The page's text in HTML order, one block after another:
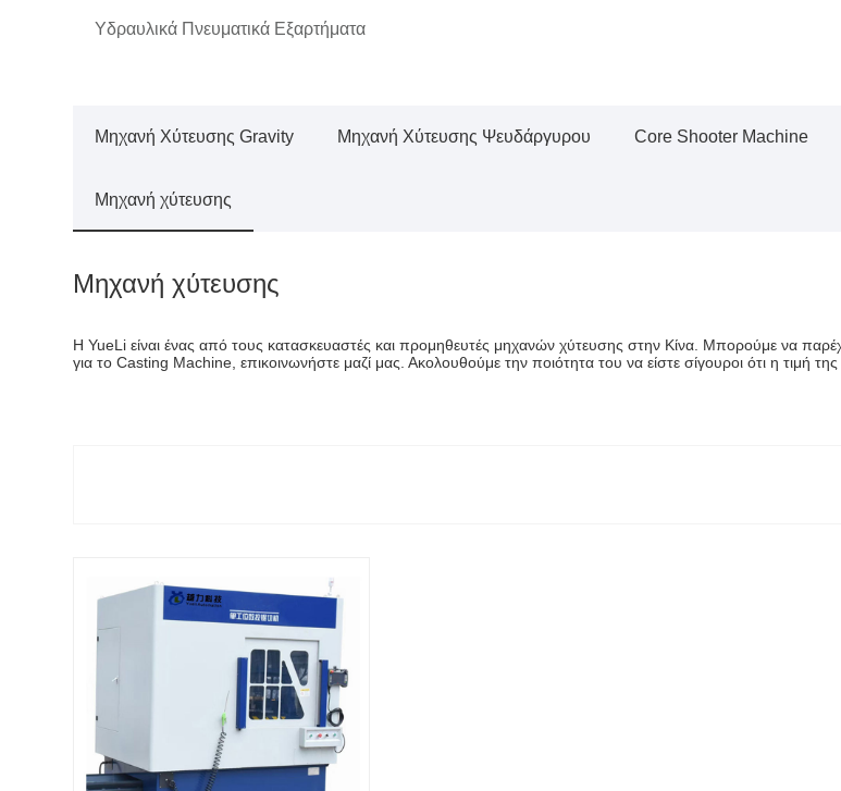
Υδραυλικά Πνευματικά Εξαρτήματα
Μηχανή Χύτευσης Gravity Μηχανή Χύτευσης Ψευδάργυρου Core Shooter Machine
Μηχανή χύτευσης
Μηχανή χύτευσης
Η YueLi είναι ένας από τους κατασκευαστές και προμηθευτές μηχανών χύτευσης στην Κίνα. Μπορούμε να
για το Casting Machine, επικοινωνήστε μαζί μας. Ακολουθούμε την ποιότητα του να είστε σίγουροι ότι η τιμή